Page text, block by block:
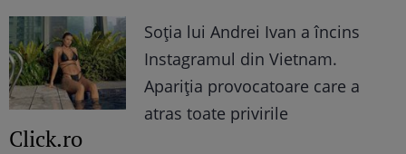
Soția lui Andrei Ivan a încins
Instagramul din Vietnam.
Apariția provocatoare care a
atras toate privirile
Click.ro